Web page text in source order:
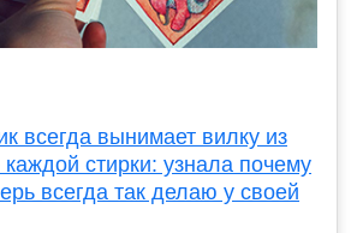
всегда вынимает вилку из
каждой стирки: узнала почему
всегда так делаю у своей